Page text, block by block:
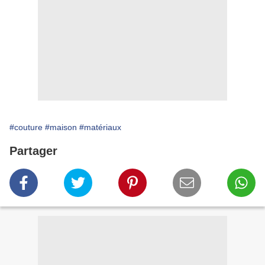
#couture #maison #matériaux
Partager